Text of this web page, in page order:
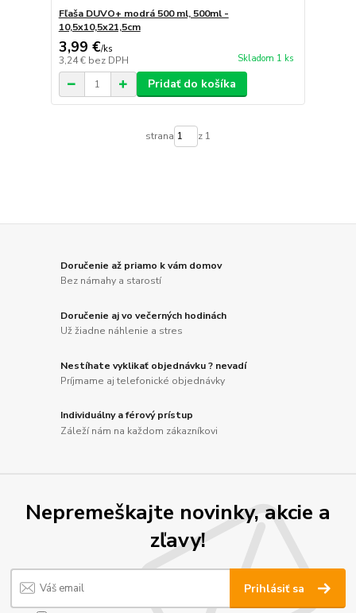
Fľaša DUVO+ modrá 500 ml, 500ml -
10,5x10,5x21,5cm
3,99 €/ks
3,24 € bez DPH Skladom 1 ks
Pridať do košíka
strana z 1
Doručenie až priamo k vám domov
Bez námahy a starostí
Doručenie aj vo večerných hodinách
Už žiadne náhlenie a stres
Nestíhate vyklikať objednávku ? nevadí
Príjmame aj telefonické objednávky
Individuálny a férový prístup
Záleží nám na každom zákazníkovi
Nepremeškajte novinky, akcie a
zľavy!
Prihlásiť sa